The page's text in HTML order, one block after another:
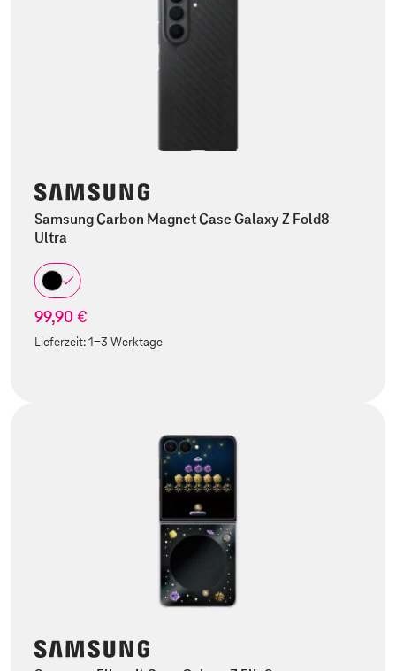
Samsung Carbon Magnet Case Galaxy Z Fold8
Ultra
99,90 €
Lieferzeit:1-3 Werktage